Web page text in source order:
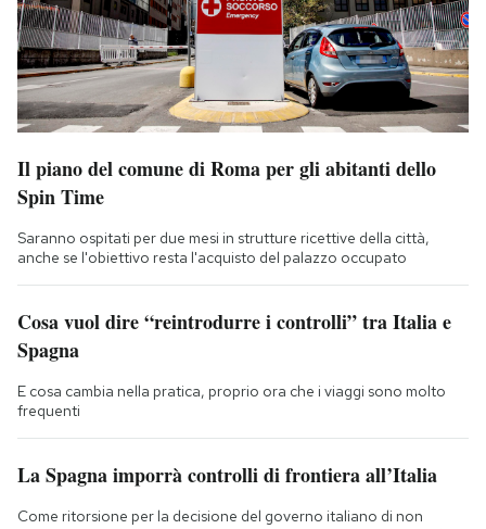
Il piano del comune di Roma per gli abitanti dello
Spin Time
Saranno ospitati per due mesi in strutture ricettive della città,
anche se l'obiettivo resta l'acquisto del palazzo occupato
Cosa vuol dire “reintrodurre i controlli” tra Italia e
Spagna
E cosa cambia nella pratica, proprio ora che i viaggi sono molto
frequenti
La Spagna imporrà controlli di frontiera all’Italia
Come ritorsione per la decisione del governo italiano di non